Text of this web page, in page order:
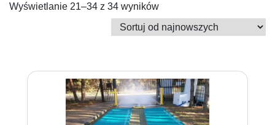
Wyświetlanie 21–34 z 34 wynikówPosortowane
według
najnowszych